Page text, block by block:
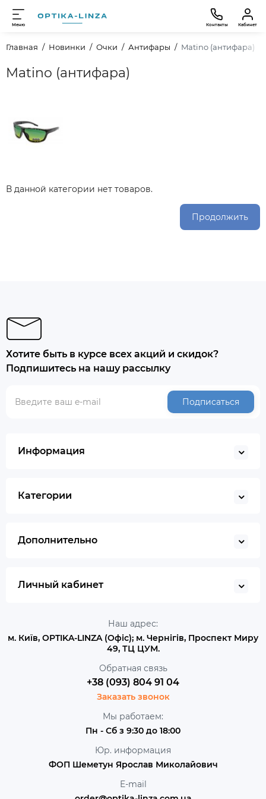
Меню Контакты Кабинет
Главная Новинки Очки Антифары Matino (антифара)
Matino (антифара)
В данной категории нет товаров.
Продолжить
Хотите быть в курсе всех акций и скидок?
Подпишитесь на нашу рассылку
Подписаться
Информация
Категории
Дополнительно
Личный кабинет
Наш адрес:
м. Київ, OPTIKA-LINZA (Офіс); м. Чернігів, Проспект Миру
49, ТЦ ЦУМ.
Обратная связь
+38 (093) 804 91 04
Заказать звонок
Мы работаем:
Пн - Сб з 9:30 до 18:00
Юр. информация
ФОП Шеметун Ярослав Миколайович
E-mail